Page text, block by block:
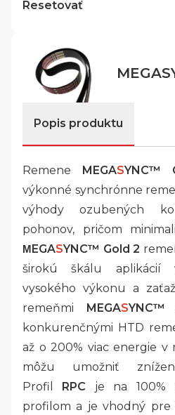
Resetovať
Popis produktu
Remene MEGASYNC™
výkonné synchrónne
výhody ozubených
pohonov, pričom
M EGASYNC™ Gold 2
širokú škálu aplikácií
vysokého výkonu a
remeňmi MEGASYNC™
konkurenčnými HTD
až o 200% viac energie v
môžu umožniť
Profil RPC je na 100%
profilom a je vhodný pre